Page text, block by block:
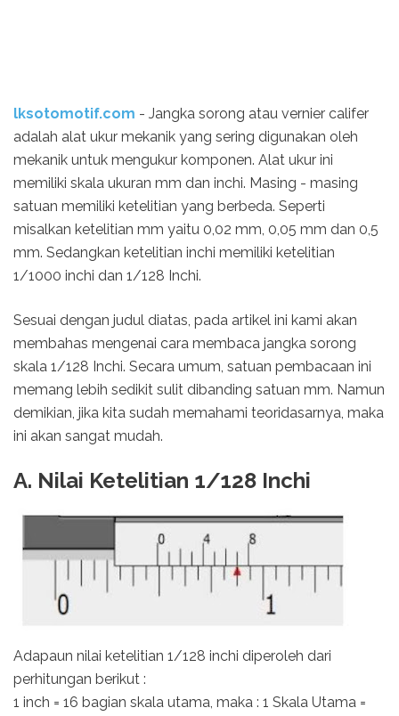
lksotomotif.com - Jangka sorong atau vernier califer
adalah alat ukur mekanik yang sering digunakan oleh
mekanik untuk mengukur komponen. Alat ukur ini
memiliki skala ukuran mm dan inchi. Masing - masing
satuan memiliki ketelitian yang berbeda. Seperti
misalkan ketelitian mm yaitu 0,02 mm, 0,05 mm dan 0,5
mm. Sedangkan ketelitian inchi memiliki ketelitian
1/1000 inchi dan 1/128 Inchi.
Sesuai dengan judul diatas, pada artikel ini kami akan
membahas mengenai cara membaca jangka sorong
skala 1/128 Inchi. Secara umum, satuan pembacaan ini
memang lebih sedikit sulit dibanding satuan mm. Namun
demikian, jika kita sudah memahami teoridasarnya, maka
ini akan sangat mudah.
A. Nilai Ketelitian 1/128 Inchi
Adapaun nilai ketelitian 1/128 inchi diperoleh dari
perhitungan berikut :
1 inch = 16 bagian skala utama, maka : 1 Skala Utama =